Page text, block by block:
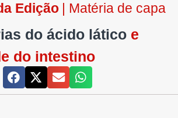
Edição | Matéria de capa
do ácido lático e
do intestino